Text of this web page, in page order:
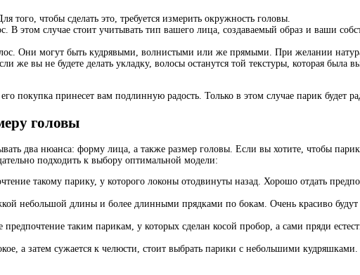
того, чтобы сделать это, требуется измерить окружность головы.
этом случае стоит учитывать тип вашего лица, создаваемый образ и ваши
Они могут быть кудрявыми, волнистыми или же прямыми. При желании
же вы не будете делать укладку, волосы останутся той текстуры, которая
покупка принесет вам подлинную радость. Только в этом случае парик будет
головы
два нюанса: форму лица, а также размер головы. Если вы хотите, чтобы
подходить к выбору оптимальной модели:
такому парику, у которого локоны отодвинуты назад. Хорошо отдать
небольшой длины и более длинными прядками по бокам. Очень красиво
таким парикам, у которых сделан косой пробор, а сами пряди
а затем сужается к челюсти, стоит выбрать парики с небольшими